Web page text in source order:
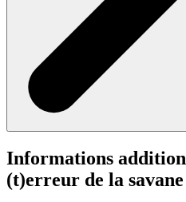
Informations
(t)erreur de la savane